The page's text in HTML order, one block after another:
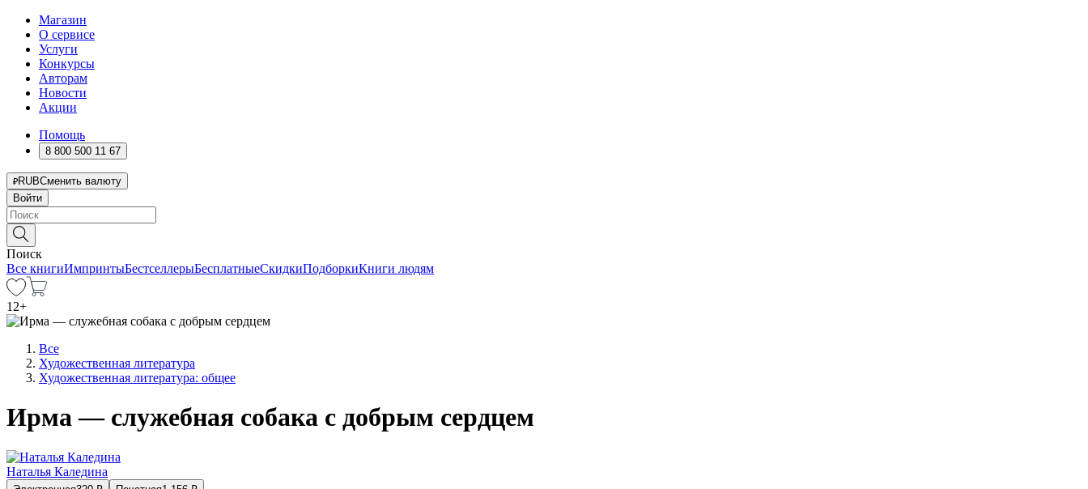
Магазин
О сервисе
Услуги
Конкурсы
Авторам
Новости
Акции
Помощь
8 800 500 11 67
RUBСменить валюту
Войти
Поиск
Все книгиИмпринтыБестселлерыБесплатныеСкидкиПодборкиКниги людям
12+
Все
Художественная литература
Художественная литература: общее
Ирма — служебная собака с добрым сердцем
Наталья Каледина